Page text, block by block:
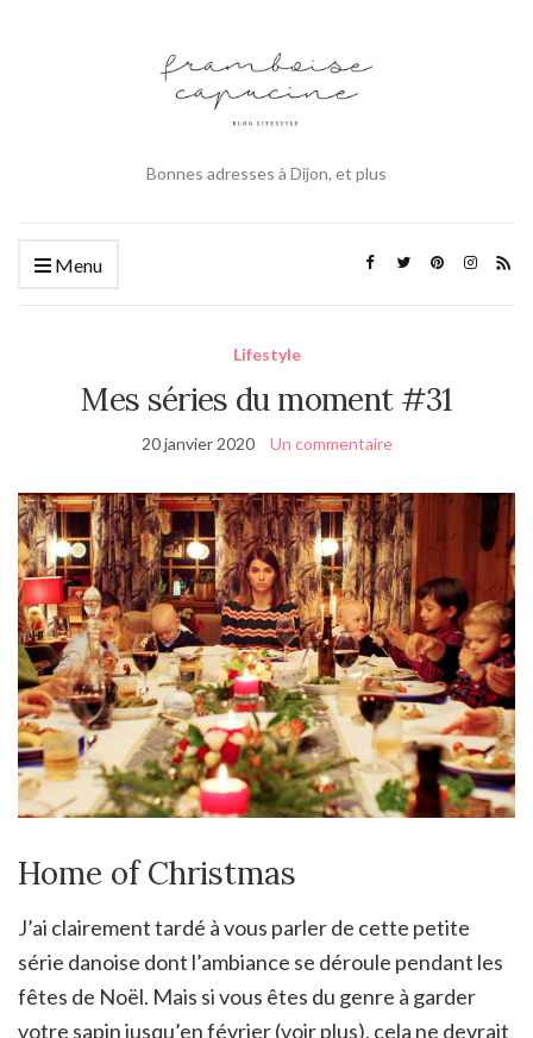
Bonnes adresses à Dijon, et plus
Menu
Lifestyle
Mes séries du moment #31
20 janvier 2020 Un commentaire
Home of Christmas
J’ai clairement tardé à vous parler de cette petite
série danoise dont l’ambiance se déroule pendant les
fêtes de Noël. Mais si vous êtes du genre à garder
votre sapin jusqu’en février (voir plus), cela ne devrait